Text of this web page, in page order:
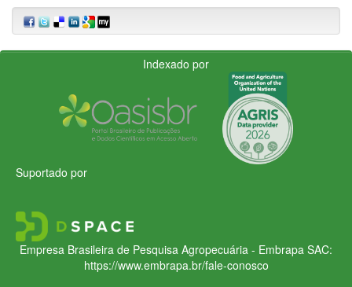
Indexado por
Suportado por
Empresa Brasileira de Pesquisa Agropecuária - Embrapa SAC:
https://www.embrapa.br/fale-conosco